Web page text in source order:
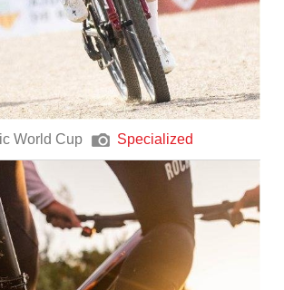
World Cup Specialized